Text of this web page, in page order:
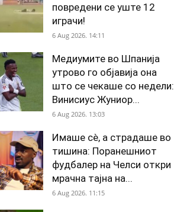
повредени се уште 12
играчи!
6 Aug 2026. 14:11
Медиумите во Шпанија
утрово го објавија она
што се чекаше со недели:
Винисиус Жуниор...
6 Aug 2026. 13:03
Имаше сè, а страдаше во
тишина: Поранешниот
фудбалер на Челси откри
мрачна тајна на...
6 Aug 2026. 11:15